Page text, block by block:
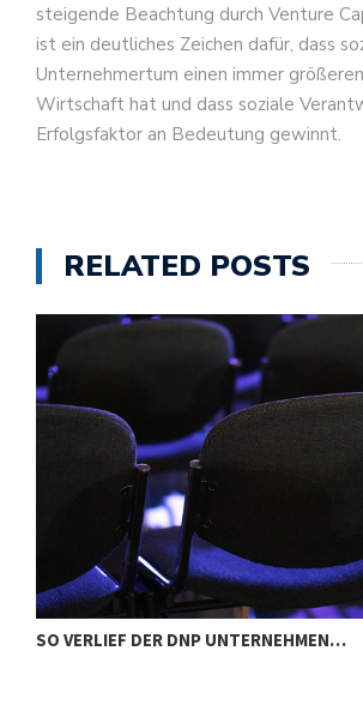
steigende Beachtung durch Venture
ist ein deutliches Zeichen dafür, dass
Unternehmertum einen immer
Wirtschaft hat und dass soziale
Erfolgsfaktor an Bedeutung gewinnt.
RELATED POSTS
SO VERLIEF DER DNP UNTERNEHMEN…